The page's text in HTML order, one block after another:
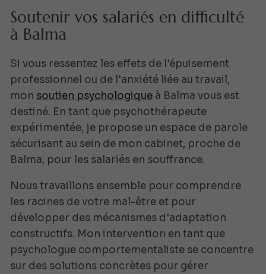
Soutenir vos salariés en difficulté
à Balma
Si vous ressentez les effets de l'épuisement
professionnel ou de l'anxiété liée au travail,
mon soutien psychologique à Balma vous est
destiné. En tant que psychothérapeute
expérimentée, je propose un espace de parole
sécurisant au sein de mon cabinet, proche de
Balma, pour les salariés en souffrance.
Nous travaillons ensemble pour comprendre
les racines de votre mal-être et pour
développer des mécanismes d'adaptation
constructifs. Mon intervention en tant que
psychologue comportementaliste se concentre
sur des solutions concrètes pour gérer